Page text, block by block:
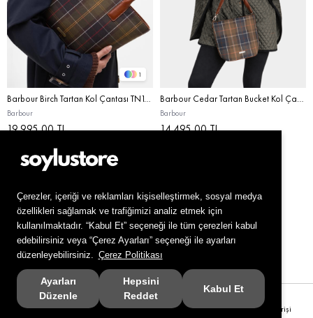
Çerezler, içeriği ve reklamları kişiselleştirmek, sosyal medya
özellikleri sağlamak ve trafiğimizi analiz etmek için
kullanılmaktadır. “Kabul Et” seçeneği ile tüm çerezleri kabul
edebilirsiniz veya “Çerez Ayarları” seçeneği ile ayarları
düzenleyebilirsiniz. Çerez Politikası
Ayarları
Düzenle
Hepsini
Reddet
Kabul Et
1
Barbour Birch Tartan Kol Çantası TN11 Classic Tartan
Barbour
19.995,00 TL
Barbour Cedar Tartan Bucket Kol Çantası TN11 Classic Tartan
Barbour
14.495,00 TL
Anasayfa Favorilerim Sepetim Üye Girişi